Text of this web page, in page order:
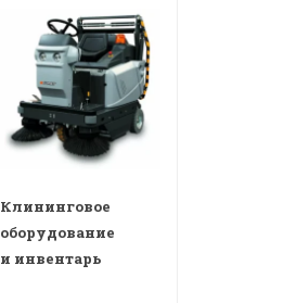
Клининговое
оборудование
и инвентарь